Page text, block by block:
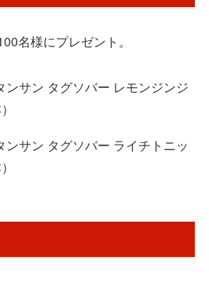
名様にプレゼント。
ンサン タグソバー レモンジンジ
ンサン タグソバー ライチトニッ